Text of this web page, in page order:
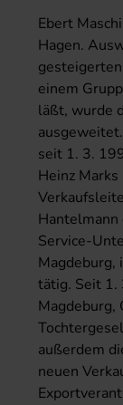
Ebert
Hagen.
einem
läßt, wurde
seit 1. 3.
Heinz
Service-
Magdeburg,
tätig. Seit 1.
Magdeburg,
außerdem
neuen